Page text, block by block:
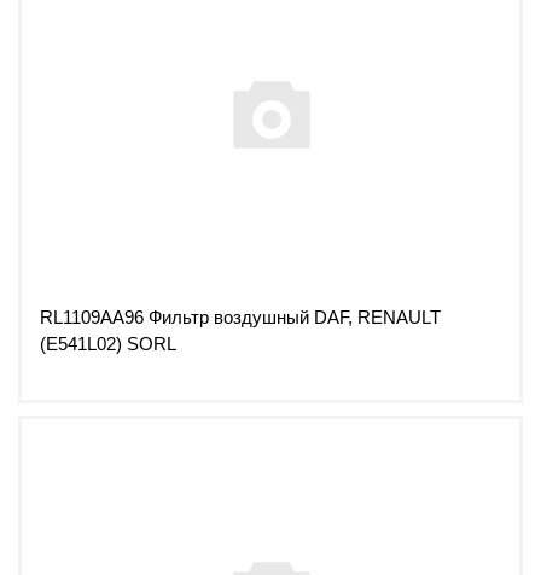
RL1109AA96 Фильтр воздушный DAF, RENAULT
(E541L02) SORL